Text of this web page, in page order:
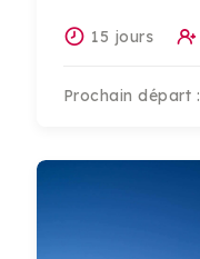
15 jours
Prochain départ :